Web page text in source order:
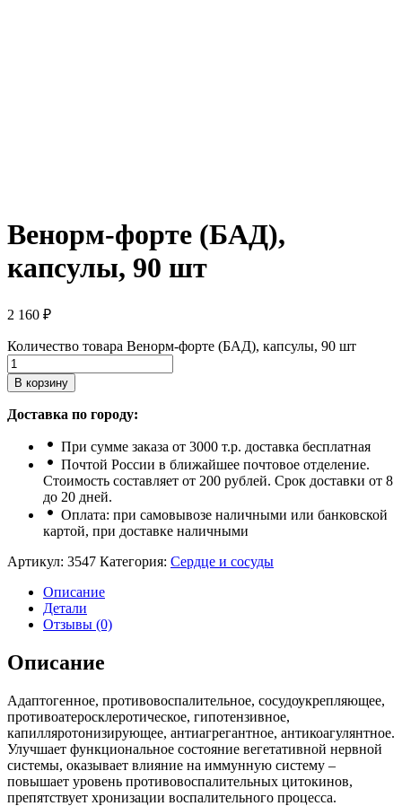
Венорм-форте (БАД),
капсулы, 90 шт
2 160 ₽
Количество товара Венорм-форте (БАД), капсулы, 90 шт
В корзину
Доставка по городу:
При сумме заказа от 3000 т.р. доставка бесплатная
Почтой России в ближайшее почтовое отделение.
Стоимость составляет от 200 рублей. Срок доставки от 8
до 20 дней.
Оплата: при самовывозе наличными или банковской
картой, при доставке наличными
Артикул: 3547 Категория: Сердце и сосуды
Описание
Детали
Отзывы (0)
Описание
Адаптогенное, противовоспалительное, сосудоукрепляющее,
противоатеросклеротическое, гипотензивное,
капилляротонизирующее, антиагрегантное, антикоагулянтное.
Улучшает функциональное состояние вегетативной нервной
системы, оказывает влияние на иммунную систему –
повышает уровень противовоспалительных цитокинов,
препятствует хронизации воспалительного процесса.